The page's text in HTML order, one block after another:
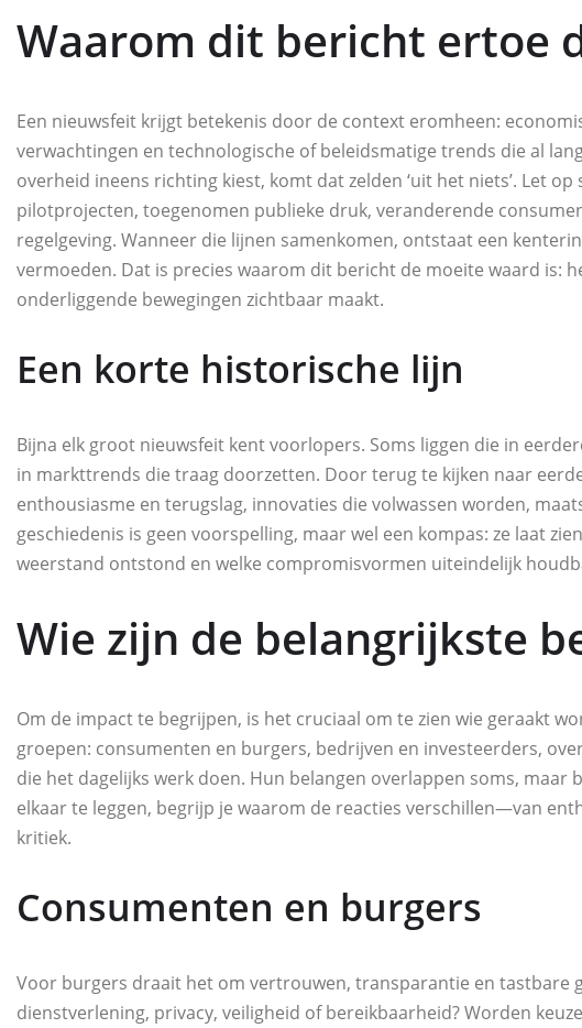
Waarom dit bericht ertoe
Een nieuwsfeit krijgt betekenis door de context eromheen:
verwachtingen en technologische of beleidsmatige trends die al
overheid ineens richting kiest, komt dat zelden ‘uit het niets’. Let
pilotprojecten, toegenomen publieke druk, veranderende
regelgeving. Wanneer die lijnen samenkomen, ontstaat een
vermoeden. Dat is precies waarom dit bericht de moeite waard is:
onderliggende bewegingen zichtbaar maakt.
Een korte historische lijn
Bijna elk groot nieuwsfeit kent voorlopers. Soms liggen die in
in markttrends die traag doorzetten. Door terug te kijken naar
enthousiasme en terugslag, innovaties die volwassen worden,
geschiedenis is geen voorspelling, maar wel een kompas: ze laat
weerstand ontstond en welke compromisvormen uiteindelijk
Wie zijn de belangrijkste
Om de impact te begrijpen, is het cruciaal om te zien wie geraakt
groepen: consumenten en burgers, bedrijven en investeerders,
die het dagelijks werk doen. Hun belangen overlappen soms,
elkaar te leggen, begrijp je waarom de reacties verschillen—van
kritiek.
Consumenten en burgers
Voor burgers draait het om vertrouwen, transparantie en tastbare
dienstverlening, privacy, veiligheid of bereikbaarheid? Worden